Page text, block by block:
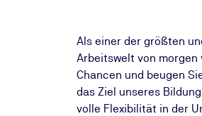
Als einer der größten
Arbeitswelt von morgen
Chancen und beugen
das Ziel unseres
volle Flexibilität in der